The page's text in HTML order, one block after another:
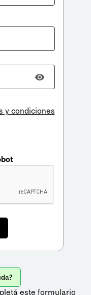
y condiciones
este formulario